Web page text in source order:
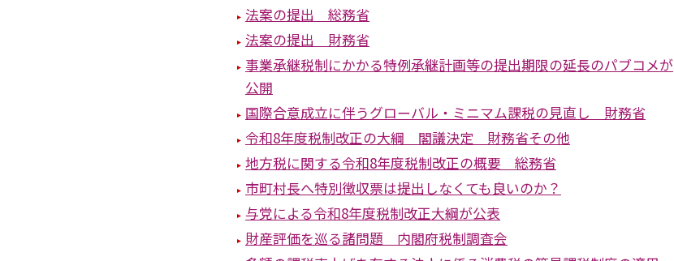
法案の提出 総務省
法案の提出 財務省
事業承継税制にかかる特例承継計画等の提出期限の延長のパブコメが
公開
国際合意成立に伴うグローバル・ミニマム課税の見直し 財務省
令和8年度税制改正の大綱 閣議決定 財務省その他
地方税に関する令和8年度税制改正の概要 総務省
市町村長へ特別徴収票は提出しなくても良いのか？
与党による令和8年度税制改正大綱が公表
財産評価を巡る諸問題 内閣府税制調査会